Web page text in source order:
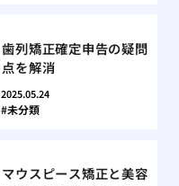
歯列矯正確定申告の疑問
点を解消
2025.05.24
未分類
マウスピース矯正と美容